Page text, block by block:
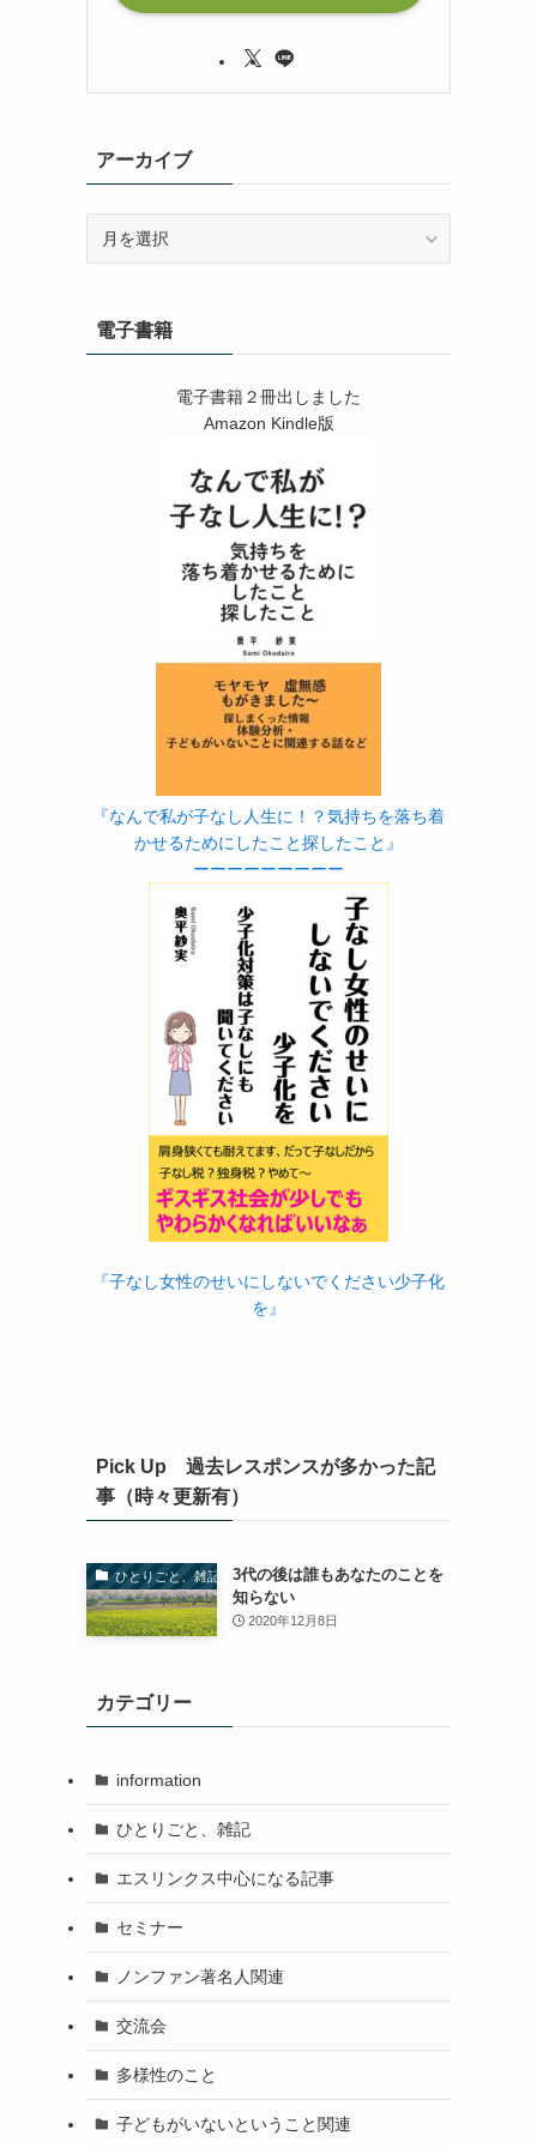
アーカイブ
ブ電子書籍
電子書籍２冊出しました
Amazon Kindle版
『なんで私が子なし人生に！？気持ちを落ち着
かせるためにしたこと探したこと』
ーーーーーーーーー
『子なし女性のせいにしないでください少子化
を』
Pick Up 過去レスポンスが多かった記
事（時々更新有）
ひとりごと、雑記
3代の後は誰もあなたのことを
知らない
2020年12月8日
カテゴリー
information
ひとりごと、雑記
エスリンクス中心になる記事
セミナー
ノンファン著名人関連
交流会
多様性のこと
子どもがいないということ関連